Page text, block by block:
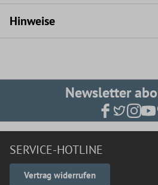
Hinweise
Newsletter
SERVICE-HOTLINE
Vertrag widerrufen